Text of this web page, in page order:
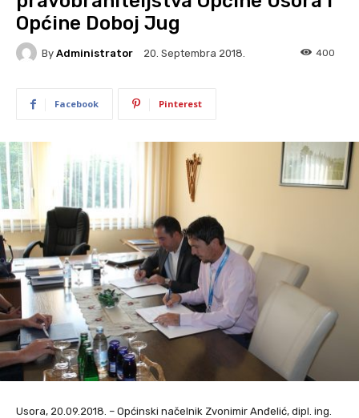
Općine Doboj Jug
By Administrator 20. Septembra 2018. 400
Facebook Pinterest
Usora, 20.09.2018. – Općinski načelnik Zvonimir Anđelić, dipl. ing.